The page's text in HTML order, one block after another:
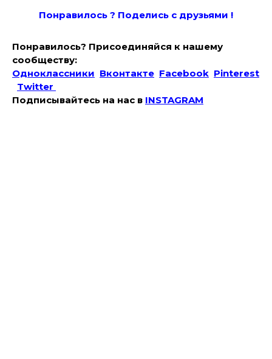
Понравилось ? Поделись с друзьями !
Понравилось? Присоединяйся к нашему
сообществу:
Одноклассники Вконтакте Facebook Pinterest
Twitter
Подписывайтесь на наc в INSTAGRAM